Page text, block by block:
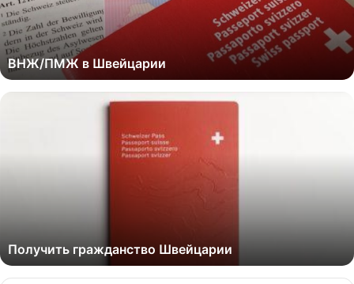
ВНЖ/ПМЖ в Швейцарии
Получить гражданство Швейцарии